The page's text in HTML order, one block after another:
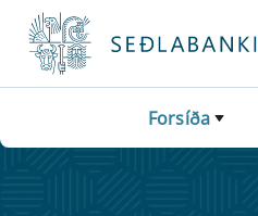
Fara beint í Meginmál
Forsíða